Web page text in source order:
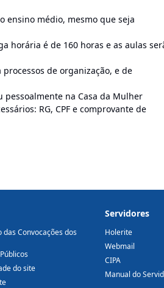
ensino médio, mesmo que seja
horária é de 160 horas e as aulas
de organização, e de
pessoalmente na Casa da Mulher
RG, CPF e comprovante de
das Convocações dos
do site
Servidores
Holerite
Webmail
CIPA
Manual do